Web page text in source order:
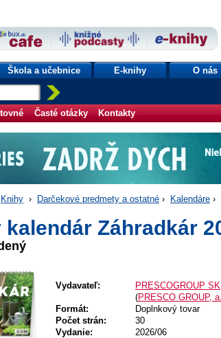
Škola a učebnice E-knihy O nás
Časté otázky Kontakty
Knihy › Darčekové predmety a ostatné › Kalendáre ›
Záhradkár
Vydavateľ:
PRESCOGROUP SK
(PRESCO GROUP,
Formát:
Doplnkový tovar
Počet strán:
30
Vydanie:
2026/06